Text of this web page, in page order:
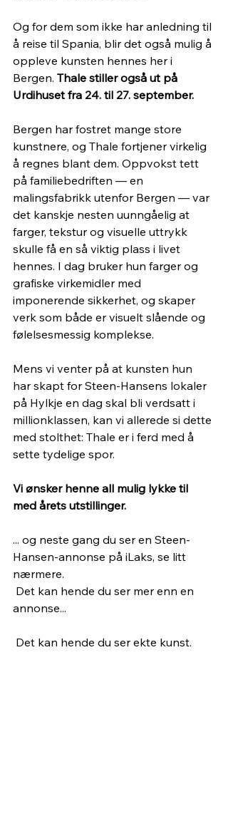
Og for dem som ikke har anledning til
å reise til Spania, blir det også mulig å
oppleve kunsten hennes her i
Bergen. Thale stiller også ut på
Urdihuset fra 24. til 27. september.
Bergen har fostret mange store
kunstnere, og Thale fortjener virkelig
å regnes blant dem. Oppvokst tett
på familiebedriften — en
malingsfabrikk utenfor Bergen — var
det kanskje nesten uunngåelig at
farger, tekstur og visuelle uttrykk
skulle få en så viktig plass i livet
hennes. I dag bruker hun farger og
grafiske virkemidler med
imponerende sikkerhet, og skaper
verk som både er visuelt slående og
følelsesmessig komplekse.
Mens vi venter på at kunsten hun
har skapt for Steen-Hansens lokaler
på Hylkje en dag skal bli verdsatt i
millionklassen, kan vi allerede si dette
med stolthet: Thale er i ferd med å
sette tydelige spor.
Vi ønsker henne all mulig lykke til
med årets utstillinger.
... og neste gang du ser en Steen-
Hansen-annonse på iLaks, se litt
nærmere.
annonse...
Det kan hende du ser ekte kunst.